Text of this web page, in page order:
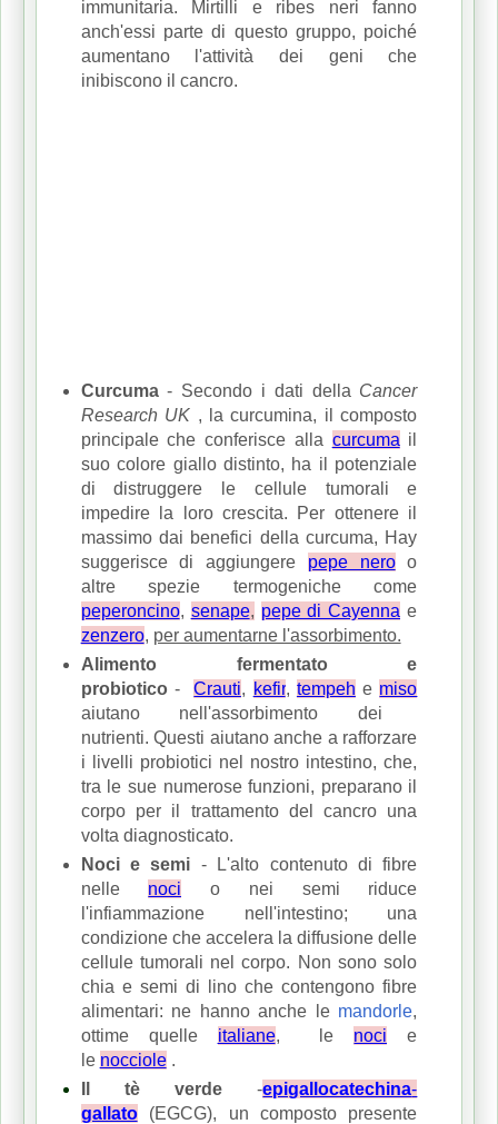
immunitaria.
Mirtilli e ribes neri fanno
anch'essi parte di questo gruppo, poiché
aumentano l'attività dei geni che
inibiscono il cancro.
Curcuma- Secondo i dati della Cancer
Research UK , la curcumina, il composto
principale che conferisce alla curcuma il
suo colore giallo distinto, ha il potenziale
di distruggere le cellule tumorali e
impedire la loro crescita. Per ottenere il
massimo dai benefici della curcuma, Hay
suggerisce di aggiungere pepe neroo
altre spezie termogeniche come
peperoncino, senape, pepe di Cayenna e
zenzero, per aumentarne l'assorbimento.
Alimento fermentato e
probiotico- Crauti, kefir, tempeh e miso
aiutano nell'assorbimento dei
nutrienti.Questi aiutano anche a rafforzare
i livelli probiotici nel nostro intestino, che,
tra le sue numerose funzioni, preparano il
corpo per il trattamento del cancro una
volta diagnosticato.
Noci e semi - L'alto contenuto di fibre
nelle noci o nei semi riduce
l'infiammazione nell'intestino; una
condizione che accelera la diffusione delle
cellule tumorali nel corpo. Non sono solo
chia e semi di lino che contengono fibre
alimentari: ne hanno anche le mandorle,
ottime quelle italiane, le noci e
le nocciole.
Il tè verde -epigallocatechina-
gallato(EGCG), un composto presente